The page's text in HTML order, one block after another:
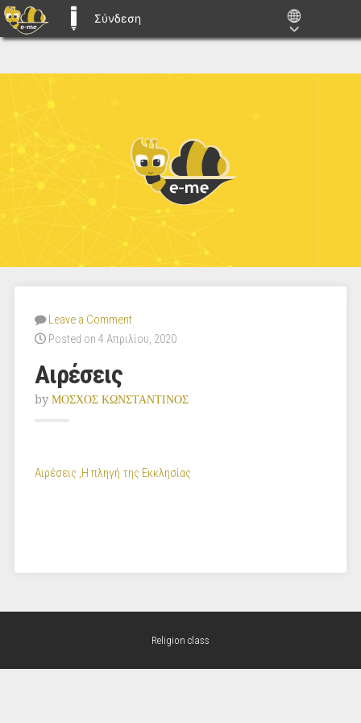
E-ME BLOGS
Σύνδεση
Leave a Comment
Posted on 4 Απριλίου, 2020
Αιρέσεις
by ΜΟΣΧΟΣ ΚΩΝΣΤΑΝΤΙΝΟΣ
Αιρέσεις ,H πληγή της Εκκλησίας
Religion class